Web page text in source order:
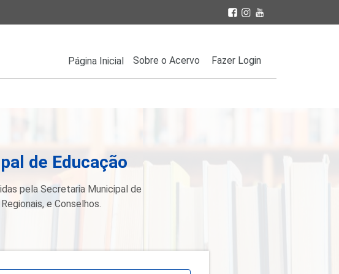
Página Inicial Sobre o Acervo Fazer Login
de Educação
pela Secretaria Municipal de
e Conselhos.